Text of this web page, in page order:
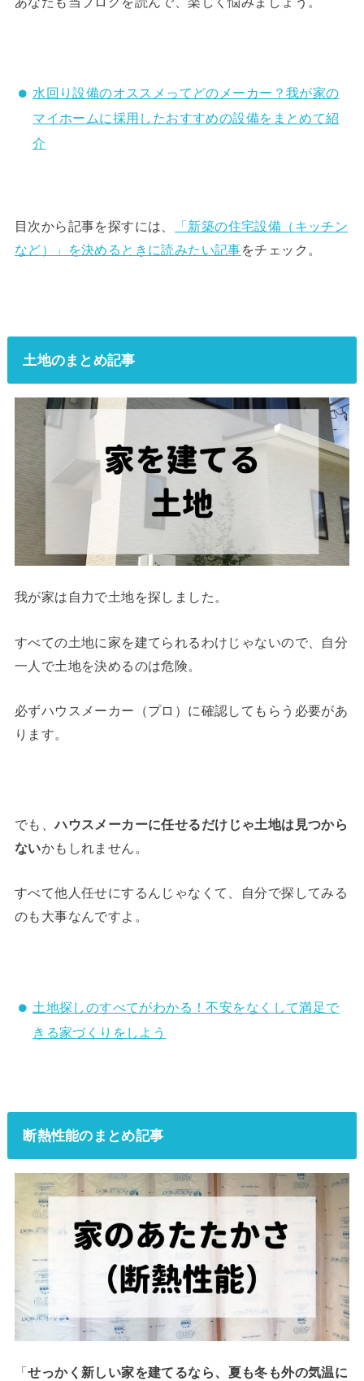
水回り設備のオススメってどのメーカー？我が家の
マイホームに採用したおすすめの設備をまとめて紹
介
目次から記事を探すには、
「新築の住宅設備（キッチン
など）」を決めるときに読みたい記事をチェック。
土地のまとめ記事
我が家は自力で土地を探しました。
すべての土地に家を建てられるわけじゃないので、自分
一人で土地を決めるのは危険。
必ずハウスメーカー（プロ）に確認してもらう必要があ
ります。
でも、ハウスメーカーに任せるだけじゃ土地は見つから
ないかもしれません。
すべて他人任せにするんじゃなくて、自分で探してみる
のも大事なんですよ。
土地探しのすべてがわかる！不安をなくして満足で
きる家づくりをしよう
断熱性能のまとめ記事
「せっかく新しい家を建てるなら、夏も冬も外の気温に